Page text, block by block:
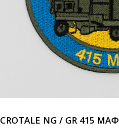
CROTALE NG / GR 415 ΜΑΦ